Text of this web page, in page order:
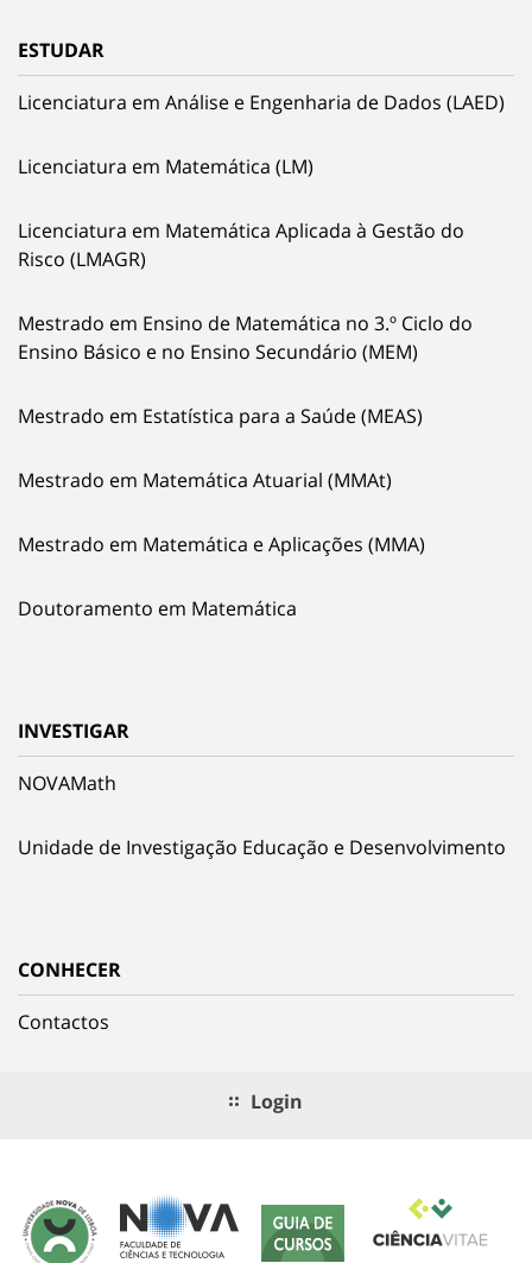
ESTUDAR
Licenciatura em Análise e Engenharia de Dados (LAED)
Licenciatura em Matemática (LM)
Licenciatura em Matemática Aplicada à Gestão do
Risco (LMAGR)
Mestrado em Ensino de Matemática no 3.º Ciclo do
Ensino Básico e no Ensino Secundário (MEM)
Mestrado em Estatística para a Saúde (MEAS)
Mestrado em Matemática Atuarial (MMAt)
Mestrado em Matemática e Aplicações (MMA)
Doutoramento em Matemática
INVESTIGAR
NOVAMath
Unidade de Investigação Educação e Desenvolvimento
CONHECER
Contactos
Login